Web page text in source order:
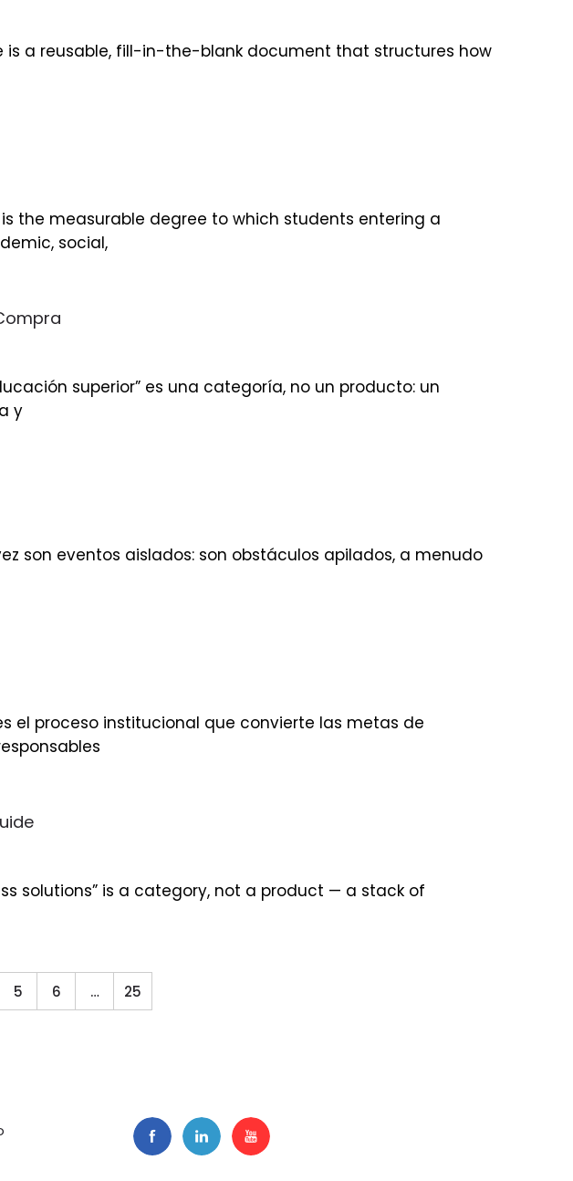
a reusable, fill-in-the-blank document that structures how
the measurable degree to which students entering a
social,
superior” es una categoría, no un producto: un
y
son eventos aislados: son obstáculos apilados, a menudo
el proceso institucional que convierte las metas de
solutions” is a category, not a product — a stack of
5 6 … 25